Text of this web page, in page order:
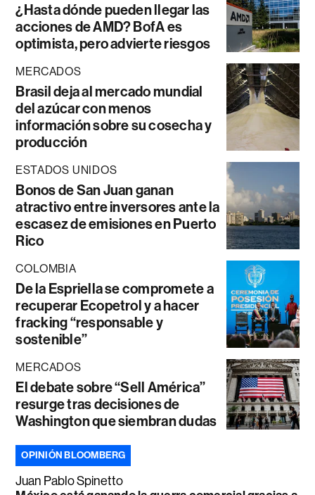
¿Hasta dónde pueden llegar las
acciones de AMD? BofA es
optimista, pero advierte riesgos
MERCADOS
Brasil deja al mercado mundial
del azúcar con menos
información sobre su cosecha y
producción
ESTADOS UNIDOS
Bonos de San Juan ganan
atractivo entre inversores ante la
escasez de emisiones en Puerto
Rico
COLOMBIA
De la Espriella se compromete a
recuperar Ecopetrol y a hacer
fracking “responsable y
sostenible”
MERCADOS
El debate sobre “Sell América”
resurge tras decisiones de
Washington que siembran dudas
OPINIÓN BLOOMBERG
Juan Pablo Spinetto